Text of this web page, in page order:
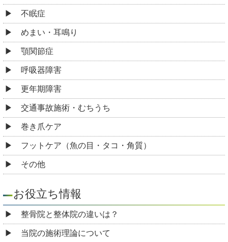
不眠症
めまい・耳鳴り
顎関節症
呼吸器障害
更年期障害
交通事故施術・むちうち
巻き爪ケア
フットケア（魚の目・タコ・角質）
その他
お役立ち情報
整骨院と整体院の違いは？
当院の施術理論について